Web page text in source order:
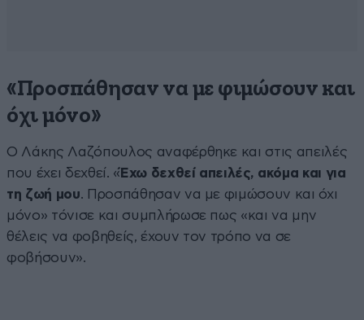
«Προσπάθησαν να με φιμώσουν και
όχι μόνο»
Ο Λάκης Λαζόπουλος αναφέρθηκε και στις απειλές
που έχει δεχθεί. «Έχω δεχθεί απειλές, ακόμα και για
τη ζωή μου. Προσπάθησαν να με φιμώσουν και όχι
μόνο» τόνισε και συμπλήρωσε πως «και να μην
θέλεις να φοβηθείς, έχουν τον τρόπο να σε
φοβήσουν».